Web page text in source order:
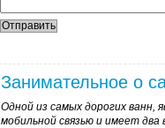
Занимательное о
Одной из самых дорогих ванн,
мобильной связью и имеет